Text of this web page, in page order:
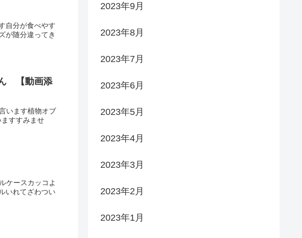
自分が食べやす
が随分違ってき
【動画添
います植物オブ
すすみませ
ケースカッコよ
いれてざわつい
2023年9月
2023年8月
2023年7月
2023年6月
2023年5月
2023年4月
2023年3月
2023年2月
2023年1月